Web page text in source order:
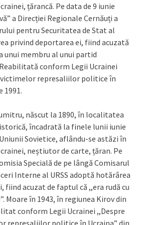
țărancă. Pe data de 9 iunie
a Direcției Regionale Cernăuți a
pentru Securitatea de Stat al
privind deportarea ei, fiind acuzată
unui membru al unui partid
conform Legii Ucrainei
represaliilor politice în
1991.
născut la 1890, în localitatea
încadrată la finele lunii iunie
Sovietice, aflându-se astăzi în
neștiutor de carte, țăran. Pe
Specială de pe lângă Comisarul
Interne al URSS adoptă hotărârea
fiind acuzat de faptul că ,,era rudă cu
Moare în 1943, în regiunea Kirov din
conform Legii Ucrainei ,,Despre